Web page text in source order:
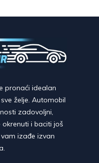
pronaći idealan
želje. Automobil
zadovoljni,
i baciti još
izađe izvan